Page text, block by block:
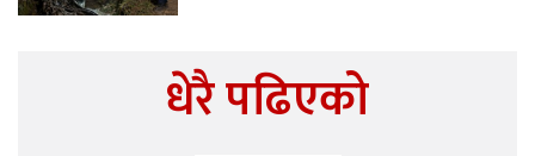
धेरै पढिएको